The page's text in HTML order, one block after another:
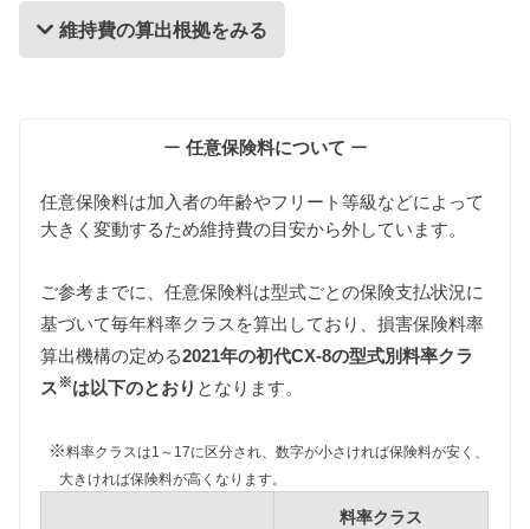
維持費の算出根拠をみる
維持費の算出根拠
自動車税
自動車税は排気量によって異なりますが、初代CX-8
はすべて同じ課税クラス（2000〜2500cc）に該当し
また自動車税制改正により2019年10月1日以降に新車
登録された初代CX-8の自動車税は減額されますが、
維持費は旧税額をもとに算出しています。
ー 任意保険料について ー
任意保険料は加入者の年齢やフリート等級などによって
大きく変動するため維持費の目安から外しています。
ご参考までに、任意保険料は型式ごとの保険支払状況に
基づいて毎年料率クラスを算出しており、損害保険料率
算出機構の定める2021年の初代CX-8の型式別料率クラ
ス※は以下のとおり となります。
※料率クラスは1～17に区分され、数字が小さければ保険料が安く、
大きければ保険料が高くなります。
料率クラス